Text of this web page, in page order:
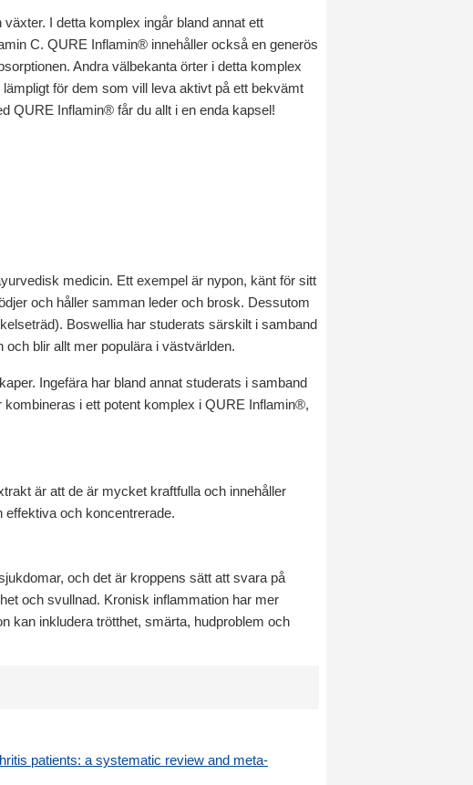
I detta komplex ingår bland annat ett
C. QURE Inflamin® innehåller också en generös
Andra välbekanta örter i detta komplex
för dem som vill leva aktivt på ett bekvämt
QURE Inflamin® får du allt i en enda kapsel!
medicin. Ett exempel är nypon, känt för sitt
och håller samman leder och brosk. Dessutom
Boswellia har studerats särskilt i samband
blir allt mer populära i västvärlden.
Ingefära har bland annat studerats i samband
i ett potent komplex i QURE Inflamin®,
är att de är mycket kraftfulla och innehåller
effektiva och koncentrerade.
och det är kroppens sätt att svara på
och svullnad. Kronisk inflammation har mer
kan inkludera trötthet, smärta, hudproblem och
patients: a systematic review and meta-